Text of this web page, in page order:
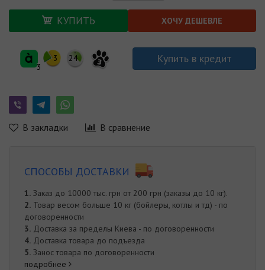
КУПИТЬ ХОЧУ ДЕШЕВЛЕ
3
3 24 3 Купить в кредит
В закладки В сравнение
СПОСОБЫ ДОСТАВКИ
1. Заказ до 10000 тыс. грн от 200 грн (заказы до 10 кг).
2. Товар весом больше 10 кг (бойлеры, котлы и тд) - по
договоренности
3. Доставка за пределы Киева - по договоренности
4. Доставка товара до подъезда
5. Занос товара по договоренности
подробнее